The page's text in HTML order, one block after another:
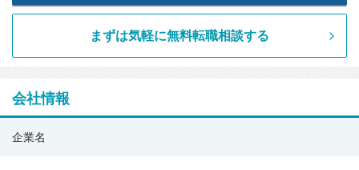
まずは気軽に無料転職相談する
会社情報
企業名